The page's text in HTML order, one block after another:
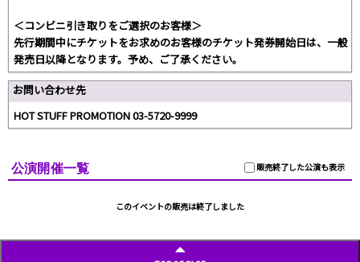
＜コンビニ引き取りをご選択のお客様＞
先行期間中にチケットをお求めのお客様のチケット発券開始日は、一般
発売日以降となります。予め、ご了承ください。
お問い合わせ先
HOT STUFF PROMOTION 03-5720-9999
販売終了した公演も表示
公演開催一覧
このイベントの販売は終了しました